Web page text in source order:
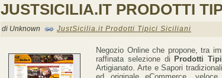
JUSTSICILIA.IT PRODOTTI
di Unknown JustSicilia.it Prodotti Tipici Siciliani
Negozio Online che propone, tra
raffinata selezione di Prodotti
Artigianato. Arte e Sapori